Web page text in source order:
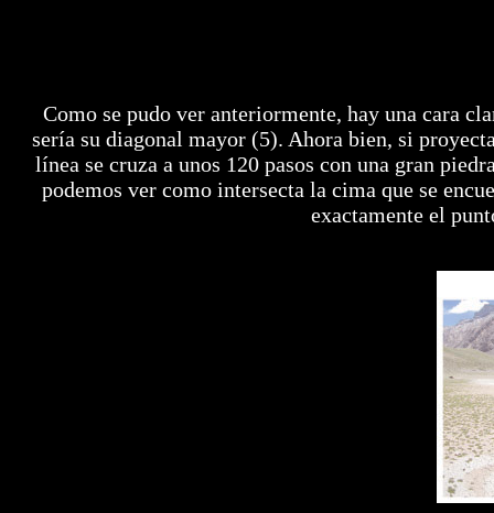
Como se pudo ver anteriormente, hay una cara
sería su diagonal mayor (5). Ahora bien, si
línea se cruza a unos 120 pasos con una gran
podemos ver como intersecta la cima que se
exactamente el